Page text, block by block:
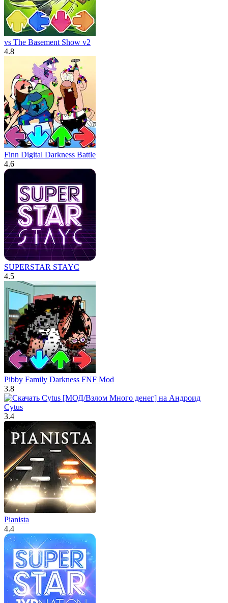
vs The Basement Show v2
4.8
Finn Digital Darkness Battle
4.6
SUPERSTAR STAYC
4.5
Pibby Family Darkness FNF Mod
3.8
Cytus
3.4
Pianista
4.4